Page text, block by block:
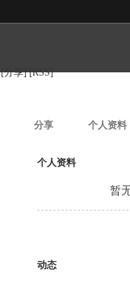
[分享] [RSS]
分享 个人资料
个人资料
暂
动态